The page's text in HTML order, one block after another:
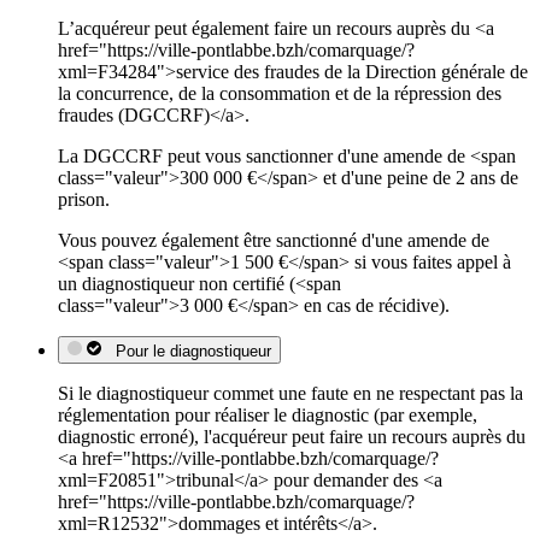
L’acquéreur peut également faire un recours auprès du <a
href="https://ville-pontlabbe.bzh/comarquage/?
xml=F34284">service des fraudes de la Direction générale de
la concurrence, de la consommation et de la répression des
fraudes (DGCCRF)</a>.
La DGCCRF peut vous sanctionner d'une amende de <span
class="valeur">300 000 €</span> et d'une peine de 2 ans de
prison.
Vous pouvez également être sanctionné d'une amende de
<span class="valeur">1 500 €</span> si vous faites appel à
un diagnostiqueur non certifié (<span
class="valeur">3 000 €</span> en cas de récidive).
Pour le diagnostiqueur
Si le diagnostiqueur commet une faute en ne respectant pas la
réglementation pour réaliser le diagnostic (par exemple,
diagnostic erroné), l'acquéreur peut faire un recours auprès du
<a href="https://ville-pontlabbe.bzh/comarquage/?
xml=F20851">tribunal</a> pour demander des <a
href="https://ville-pontlabbe.bzh/comarquage/?
xml=R12532">dommages et intérêts</a>.